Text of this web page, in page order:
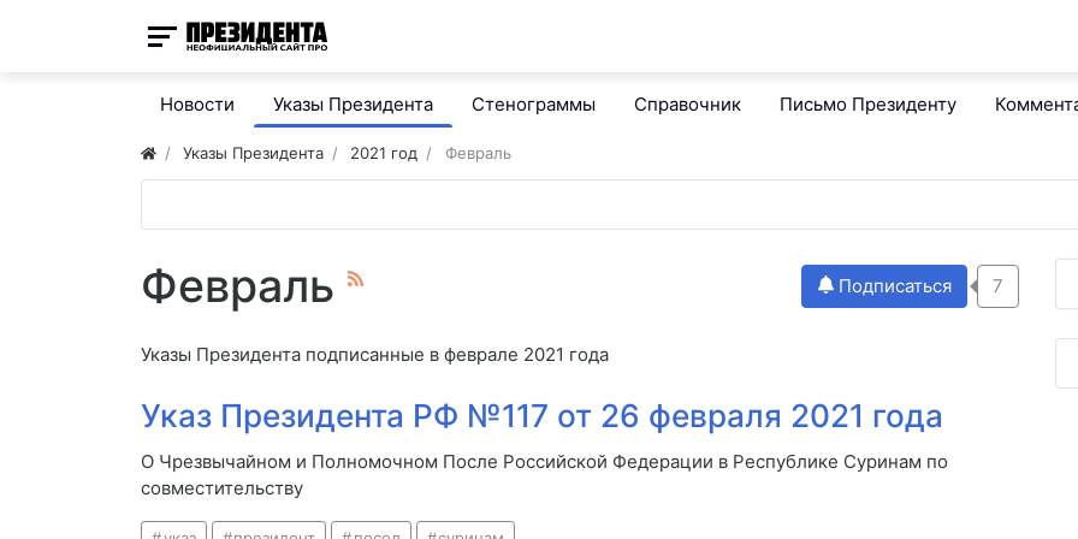
Новости Указы Президента Стенограммы Справочник Письмо Президенту
Указы Президента 2021 год Февраль
Февраль Подписаться 7
Указы Президента подписанные в феврале 2021 года
Указ Президента РФ №117 от 26 февраля 2021 года
О Чрезвычайном и Полномочном После Российской Федерации в Республике Суринам по
совместительству